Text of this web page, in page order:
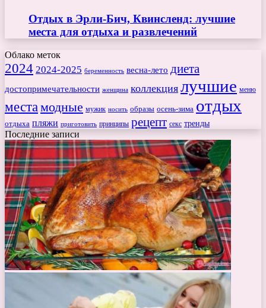
Отдых в Эрли-Бич, Квинсленд: лучшие
места для отдыха и развлечений
Облако меток
2024 2024-2025 беременность весна-лето диета
достопримечательности женщина коллекция лучшие меню
места модные мужик носить образы осень-зима отдых
отдыха пляжи приготовить принципы рецепт секс тренды
Последние записи